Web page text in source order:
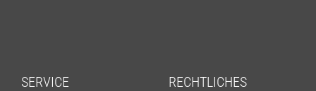
SERVICE RECHTLICHES